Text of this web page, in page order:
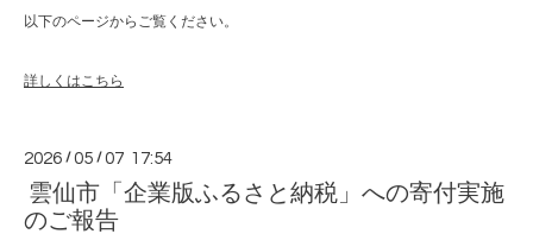
以下のページからご覧ください。
詳しくはこちら
2026 /05 /07 17:54
雲仙市「企業版ふるさと納税」への寄付実施
のご報告